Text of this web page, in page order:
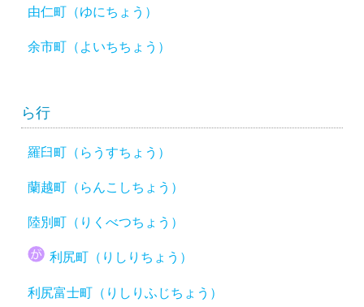
由仁町（ゆにちょう）
余市町（よいちちょう）
ら行
羅臼町（らうすちょう）
蘭越町（らんこしちょう）
陸別町（りくべつちょう）
利尻町（りしりちょう）
利尻富士町（りしりふじちょう）